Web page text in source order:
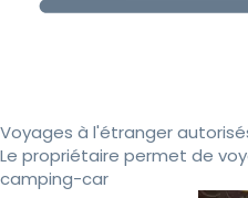
Voyages à l'étranger
Le propriétaire permet de
camping-car